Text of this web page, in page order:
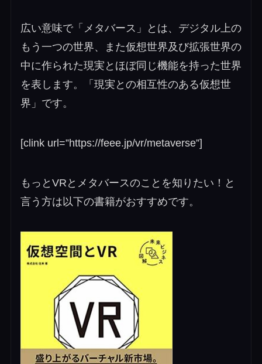
広い意味で「メタバース」とは、デジタル上の
もう一つの世界、また仮想世界及び拡張世界の
中に作られた現実とほぼ同じ機能を持った世界
を表します。「現実との相互性のある仮想世
界」です。
[clink url=”https://feee.jp/vr/metaverse”]
もっとVRとメタバースのことを知りたい！と
言う方は以下の書籍がおすすめです。